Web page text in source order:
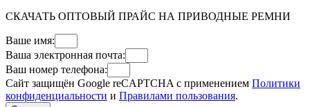
СКАЧАТЬ ОПТОВЫЙ ПРАЙС НА ПРИВОДНЫЕ РЕМНИ
Ваше имя:
Ваша электронная почта:
Ваш номер телефона:
Сайт защищён Google reCAPTCHA с применением Политики
конфиденциальности и Правилами пользования.